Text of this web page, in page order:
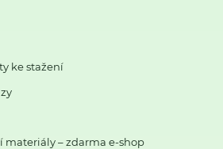
ke stažení
materiály – zdarma e-shop